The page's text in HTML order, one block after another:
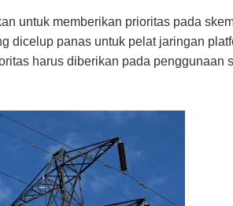
untuk memberikan prioritas pada
dicelup panas untuk pelat jaringan
harus diberikan pada penggunaan